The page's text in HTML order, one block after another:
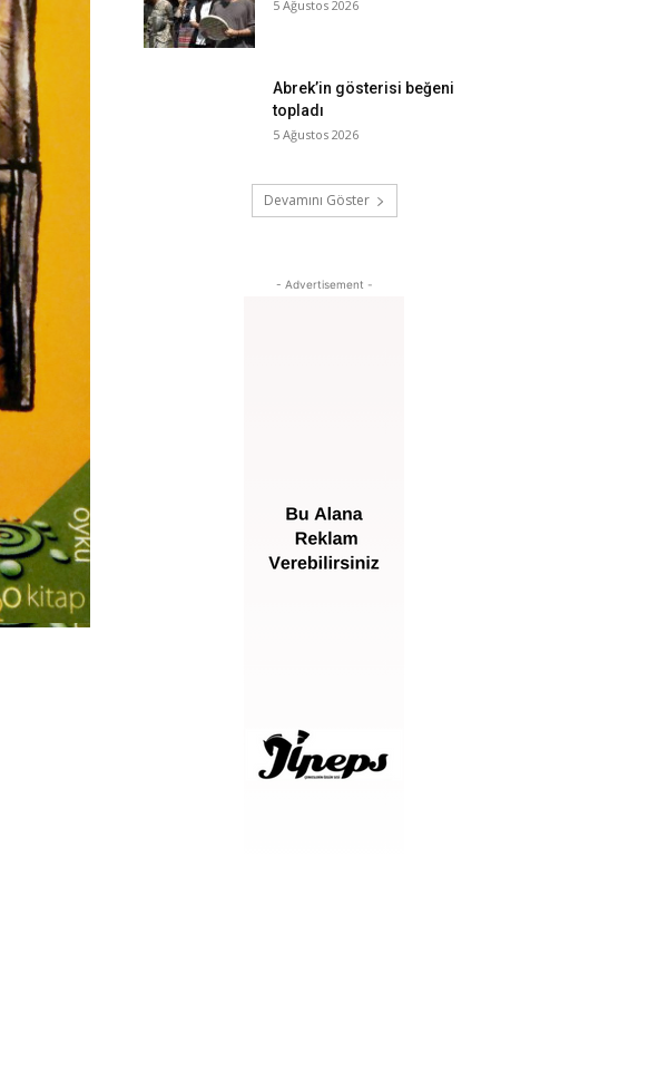
5 Ağustos 2026
Abrek’in gösterisi beğeni
topladı
5 Ağustos 2026
Devamını Göster
- Advertisement -